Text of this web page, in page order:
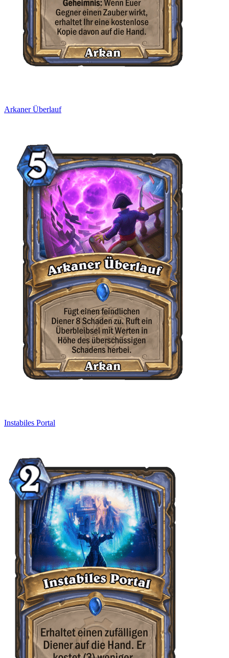
Arkaner Überlauf
Instabiles Portal